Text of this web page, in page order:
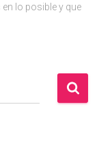
lo posible y que